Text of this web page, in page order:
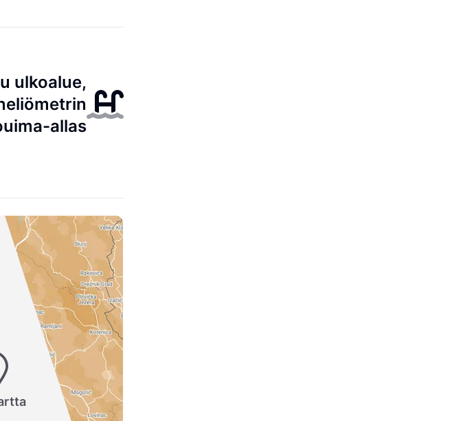
ulkoalue,
allas